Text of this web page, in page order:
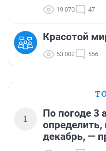
19 070 47
Красотой
53 002 556
1
По погоде 3
определить,
декабрь, —